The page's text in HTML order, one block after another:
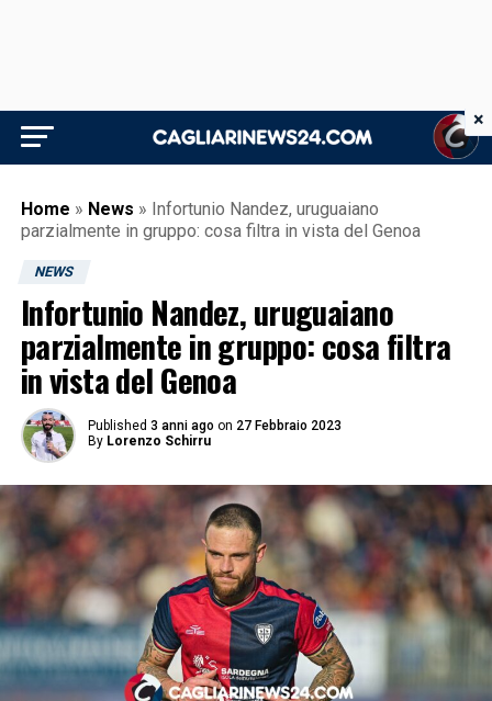
Home » News » Infortunio Nandez, uruguaiano
parzialmente in gruppo: cosa filtra in vista del Genoa
NEWS
Infortunio Nandez, uruguaiano
parzialmente in gruppo: cosa filtra
in vista del Genoa
Published 3 anni ago on 27 Febbraio 2023
By Lorenzo Schirru
×